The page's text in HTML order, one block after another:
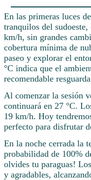
En las primeras luces
tranquilos del
km/h, sin grandes
cobertura mínima de
paseo y explorar el
°C indica que el
recomendable
Al comenzar la sesión
continuará en 27 °C.
19 km/h. Hoy
perfecto para disfrutar
En la noche cerrada la
probabilidad de 100%
olvides tu paraguas!
y agradables,